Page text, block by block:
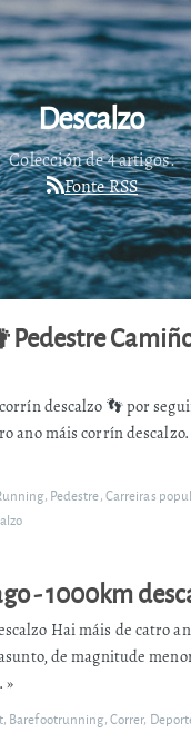
Descalzo
Colección de 4 artigos.
Fonte RSS
Pedestre
descalzo 👣 por
ano máis corrín descalzo.
, Pedestre,Carreiras
- 1000km
Hai máis de catro
de magnitude
»
, Barefootrunning,Correr,